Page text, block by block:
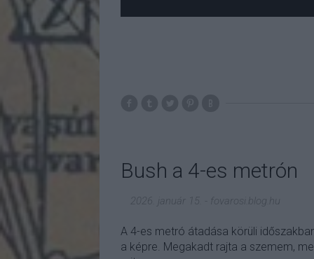
Bush a 4-es metrón
2026. január 15. fovarosi.blog.hu
A 4-es metró átadása körüli
a képre. Megakadt rajta a szemem,